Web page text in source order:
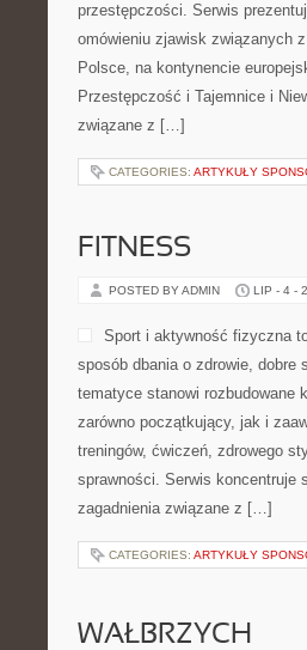
przestępczości. Serwis
omówieniu zjawisk związanych
Polsce, na kontynencie
Przestępczość i Tajemnice i
związane z […]
CATEGORIES: ARTYKUŁY
FITNESS
POSTED BY ADMIN LIP - 4 -
Sport i aktywność fizyczna
sposób dbania o zdrowie, dobre
tematyce stanowi rozbudowane
zarówno początkujący, jak i
treningów, ćwiczeń, zdrowego
sprawności. Serwis koncentruje
zagadnienia związane z […]
CATEGORIES: ARTYKUŁY
WAŁBRZYCH